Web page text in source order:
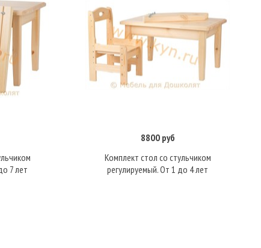
7 лет
В корзину
8800 руб
Комплект стол со стульчиком
регулируемый. От 1 до 4 лет